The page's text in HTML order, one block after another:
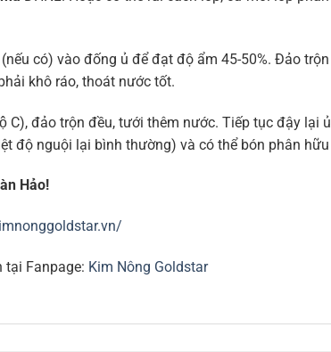
có) vào đống ủ để đạt độ ẩm 45-50%. Đảo
khô ráo, thoát nước tốt.
đảo trộn đều, tưới thêm nước. Tiếp tục đậy lại
độ nguội lại bình thường) và có thể bón phân
Hảo!
tại Fanpage: Kim Nông Goldstar